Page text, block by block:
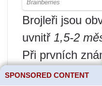
Brojleři jsou
uvnitř 1,5-2
Při prvních
onemocnění
SPONSORED CONTENT